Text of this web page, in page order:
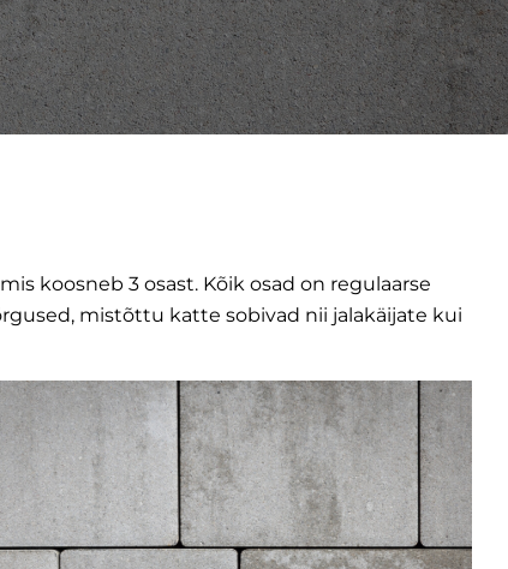
koosneb 3 osast. Kõik osad on regulaarse
mistõttu katte sobivad nii jalakäijate kui